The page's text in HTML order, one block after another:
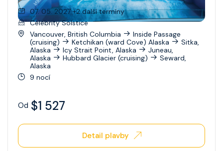
07. 05. 2027 +2 další termíny
Celebrity Solstice
Vancouver, British Columbia
Inside Passage
(cruising)
Ketchikan (ward Cove) Alaska
Sitka,
Alaska
Icy Strait Point, Alaska
Juneau,
Alaska
Hubbard Glacier (cruising)
Seward,
Alaska
9 nocí
Od $1 527
Detail plavby